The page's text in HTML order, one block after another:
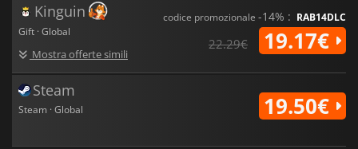
Kinguin
Gift · Global
Mostra offerte simili
codice promozionale -14% : RAB14DLC
22.29€ 19.17€
Steam
Steam · Global 19.50€